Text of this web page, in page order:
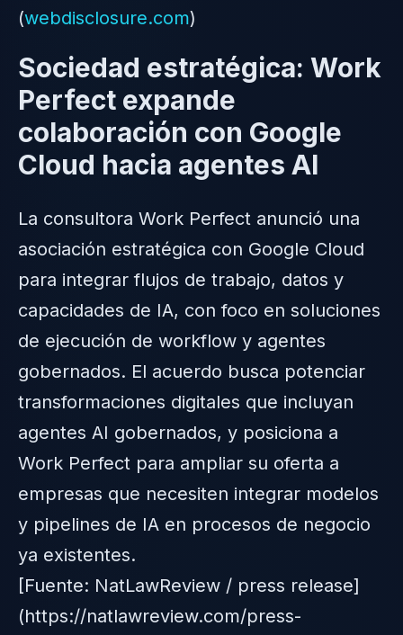
(webdisclosure.com)
Sociedad estratégica: Work
Perfect expande
colaboración con Google
Cloud hacia agentes AI
La consultora Work Perfect anunció una
asociación estratégica con Google Cloud
para integrar flujos de trabajo, datos y
capacidades de IA, con foco en soluciones
de ejecución de workflow y agentes
gobernados. El acuerdo busca potenciar
transformaciones digitales que incluyan
agentes AI gobernados, y posiciona a
Work Perfect para ampliar su oferta a
empresas que necesiten integrar modelos
y pipelines de IA en procesos de negocio
ya existentes.
[Fuente: NatLawReview / press release]
(https://natlawreview.com/press-